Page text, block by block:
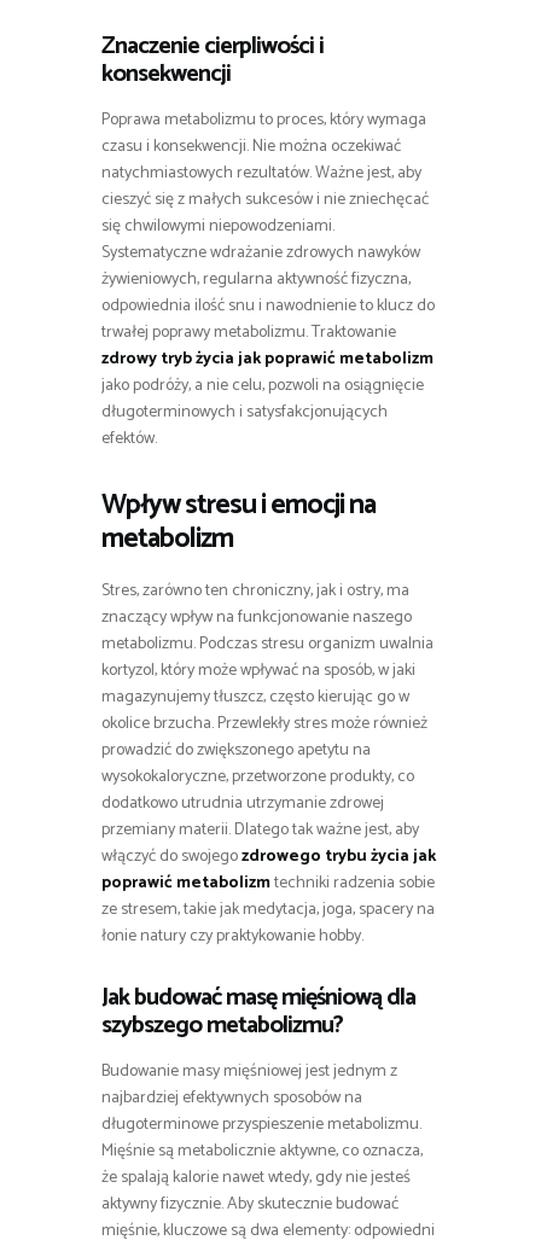
Znaczenie cierpliwości i
konsekwencji
Poprawa metabolizmu to proces, który wymaga
czasu i konsekwencji. Nie można oczekiwać
natychmiastowych rezultatów. Ważne jest, aby
cieszyć się z małych sukcesów i nie zniechęcać
się chwilowymi niepowodzeniami.
Systematyczne wdrażanie zdrowych nawyków
żywieniowych, regularna aktywność fizyczna,
odpowiednia ilość snu i nawodnienie to klucz do
trwałej poprawy metabolizmu. Traktowanie
zdrowy tryb życia jak poprawić metabolizm
jako podróży, a nie celu, pozwoli na osiągnięcie
długoterminowych i satysfakcjonujących
efektów.
Wpływ stresu i emocji na
metabolizm
Stres, zarówno ten chroniczny, jak i ostry, ma
znaczący wpływ na funkcjonowanie naszego
metabolizmu. Podczas stresu organizm uwalnia
kortyzol, który może wpływać na sposób, w jaki
magazynujemy tłuszcz, często kierując go w
okolice brzucha. Przewlekły stres może również
prowadzić do zwiększonego apetytu na
wysokokaloryczne, przetworzone produkty, co
dodatkowo utrudnia utrzymanie zdrowej
przemiany materii. Dlatego tak ważne jest, aby
włączyć do swojegozdrowego trybu życia jak
poprawić metabolizmtechniki radzenia sobie
ze stresem, takie jak medytacja, joga, spacery na
łonie natury czy praktykowanie hobby.
Jak budować masę mięśniową dla
szybszego metabolizmu?
Budowanie masy mięśniowej jest jednym z
najbardziej efektywnych sposobów na
długoterminowe przyspieszenie metabolizmu.
Mięśnie są metabolicznie aktywne, co oznacza,
że spalają kalorie nawet wtedy, gdy nie jesteś
aktywny fizycznie. Aby skutecznie budować
mięśnie, kluczowe są dwa elementy: odpowiedni